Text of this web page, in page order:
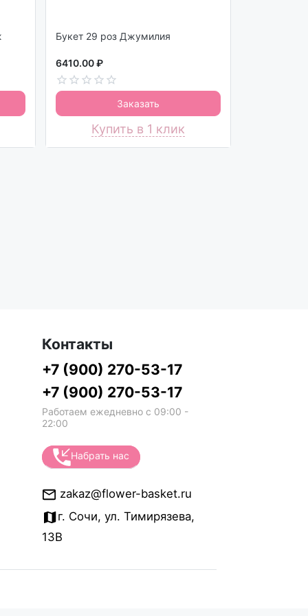
Букет 29 роз Джумилия
6410.00 ₽
Заказать
Купить в 1 клик
Контакты
+7 (900) 270-53-17
+7 (900) 270-53-17
Работаем ежедневно с 09:00 -
22:00
Набрать нас
zakaz@flower-basket.ru
г. Сочи, ул. Тимирязева,
13В